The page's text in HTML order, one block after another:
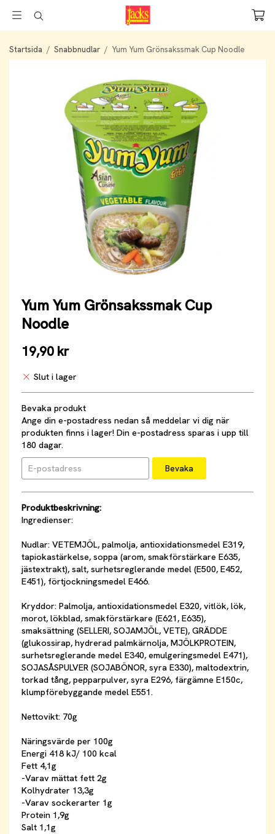
Startsida / Snabbnudlar / Yum Yum Grönsakssmak Cup Noodle
Yum Yum Grönsakssmak Cup
Noodle
19,90 kr
Slut i lager
Bevaka produkt
Ange din e-postadress nedan så meddelar vi dig när
produkten finns i lager! Din e-postadress sparas i upp till
180 dagar.
Bevaka
Produktbeskrivning:
Ingredienser:
Nudlar: VETEMJÖL, palmolja, antioxidationsmedel E319,
tapiokastärkelse, soppa (arom, smakförstärkare E635,
jästextrakt), salt, surhetsreglerande medel (E500, E452,
E451), förtjockningsmedel E466.
Kryddor: Palmolja, antioxidationsmedel E320, vitlök, lök,
morot, lökblad, smakförstärkare (E621, E635),
smaksättning (SELLERI, SOJAMJÖL, VETE), GRÄDDE
(glukossirap, hydrerad palmkärnolja, MJÖLKPROTEIN,
surhetsreglerande medel E340, emulgeringsmedel E471),
SOJASÅSPULVER (SOJABÖNOR, syra E330), maltodextrin,
torkad tång, pepparpulver, syra E296, färgämne E150c,
klumpförebyggande medel E551.
Nettovikt: 70g
Näringsvärde per 100g
Energi 418 kJ/ 100 kcal
Fett 4,1g
-Varav mättat fett 2g
Kolhydrater 13,3g
-Varav sockerarter 1g
Protein 1,9g
Salt 1,1g